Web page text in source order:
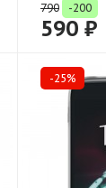
790 -200
590 ₽
-25%